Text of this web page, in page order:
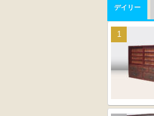
デイリー